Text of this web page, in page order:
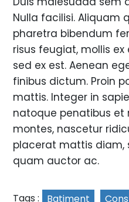
Nulla facilisi. Aliquam
pharetra bibendum
risus feugiat, mollis
sed ex est. Aenean
finibus dictum. Proin
mattis. Integer in
natoque penatibus et
montes, nascetur
placerat mattis diam,
quam auctor ac.
Tags : Batiment